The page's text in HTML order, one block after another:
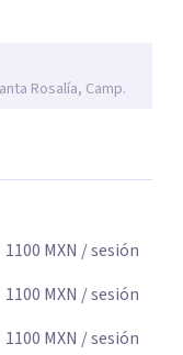
para darte
de tu proceso
Rosalía, Camp.
1100 MXN / sesión
1100 MXN / sesión
1100 MXN / sesión